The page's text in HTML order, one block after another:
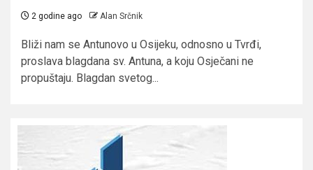
2 godine ago Alan Srčnik
Bliži nam se Antunovo u Osijeku, odnosno u Tvrđi,
proslava blagdana sv. Antuna, a koju Osječani ne
propuštaju. Blagdan svetog...